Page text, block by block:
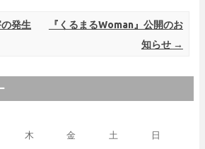
発生
『くるまるWoman』公開のお
知らせ →
木 金 土
日